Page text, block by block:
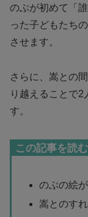
のぶが初めて「
った子どもたち
させます。
さらに、嵩との
り越えることで2
す。
この記事を読
のぶの絵
嵩とのす